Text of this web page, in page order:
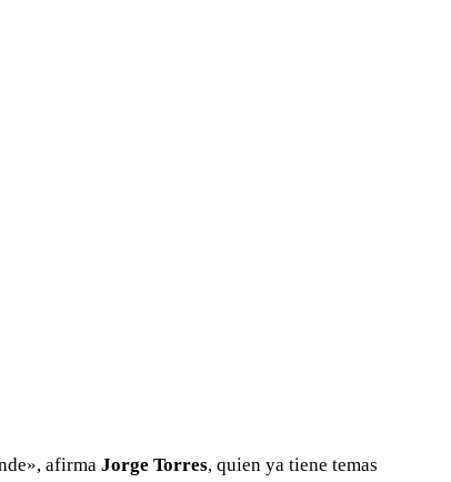
afirma Jorge Torres, quien ya tiene temas